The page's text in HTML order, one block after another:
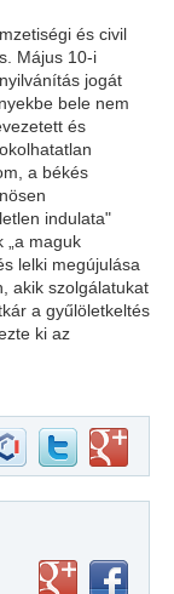
és civil
Május 10-i
jogát
bele nem
és
a békés
indulata"
„a maguk
lelki megújulása
akik szolgálatukat
a gyűlöletkeltés
ki az